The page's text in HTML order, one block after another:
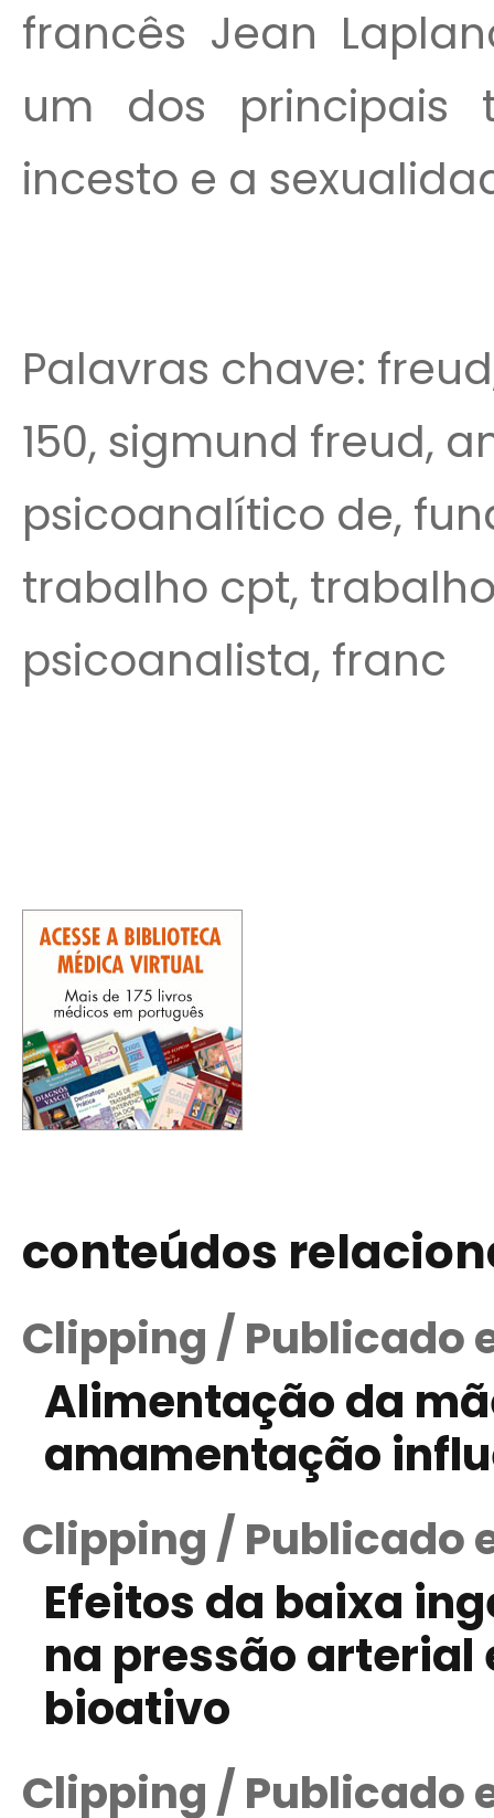
francês Jean
um dos principais
incesto e a
Palavras chave:
150, sigmund freud,
psicoanalítico de,
trabalho cpt,
psicoanalista, franc
conteúdos
Clipping / Publicado
Alimentação da
amamentação
Clipping / Publicado
Efeitos da baixa
na pressão arterial
bioativo
Clipping / Publicado